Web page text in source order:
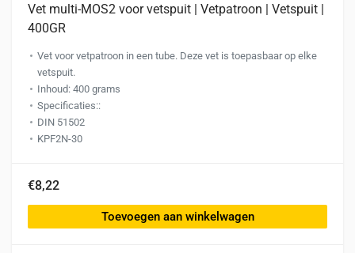
Vet multi-MOS2 voor vetspuit | Vetpatroon | Vetspuit |
400GR
Vet voor vetpatroon in een tube. Deze vet is toepasbaar op elke
vetspuit.
Inhoud: 400 grams
Specificaties::
DIN 51502
KPF2N-30
€8,22
Toevoegen aan winkelwagen